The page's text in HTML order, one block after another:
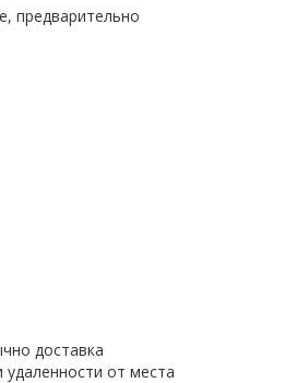
предварительно
доставка
от места